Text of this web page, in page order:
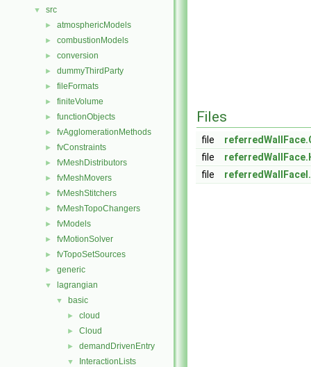
▼ src
► atmosphericModels
► combustionModels
► conversion
► dummyThirdParty
► fileFormats
► finiteVolume
► functionObjects
► fvAgglomerationMethods
► fvConstraints
► fvMeshDistributors
► fvMeshMovers
► fvMeshStitchers
► fvMeshTopoChangers
► fvModels
► fvMotionSolver
► fvTopoSetSources
► generic
▼ lagrangian
▼ basic
► cloud
► Cloud
► demandDrivenEntry
▼ InteractionLists
Files
file
file
file